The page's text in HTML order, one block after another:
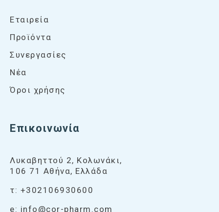
Εταιρεία
Προϊόντα
Συνεργασίες
Νέα
Όροι χρήσης
Επικοινωνία
Λυκαβηττού 2, Κολωνάκι,
106 71 Αθήνα, Ελλάδα
τ: +302106930600
e: info@cor-pharm.com